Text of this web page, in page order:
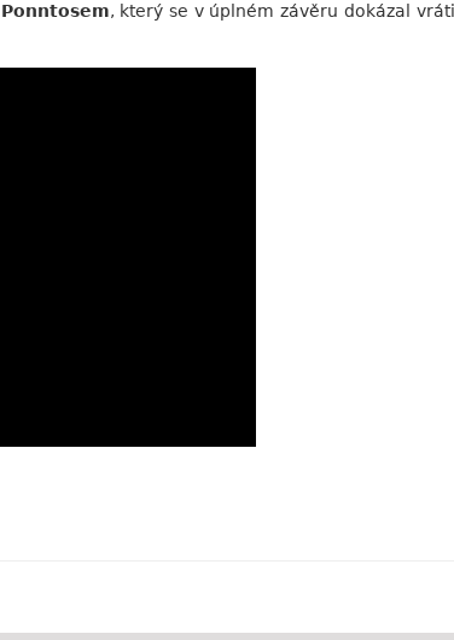
Ponntosem, který se v úplném závěru dokázal